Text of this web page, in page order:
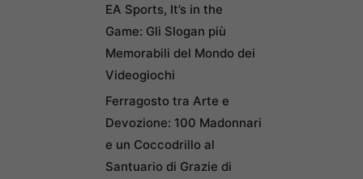
EA Sports, It’s in the
Game: Gli Slogan più
Memorabili del Mondo dei
Videogiochi
Ferragosto tra Arte e
Devozione: 100 Madonnari
e un Coccodrillo al
Santuario di Grazie di